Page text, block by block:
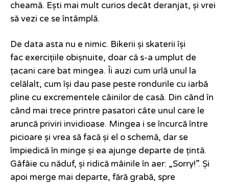
cheamă. Ești mai mult curios decât deranjat, și vrei
să vezi ce se întâmplă.
De data asta nu e nimic. Bikerii și skaterii își
fac exercițiile obișnuite, doar că s-a umplut de
țacani care bat mingea. Îi auzi cum urlă unul la
celălalt, cum își dau pase peste rondurile cu iarbă
pline cu excrementele câinilor de casă. Din când în
când mai trece printre pasatori câte unul care le
aruncă priviri invidioase. Mingea i se încurcă între
picioare și vrea să facă și el o schemă, dar se
împiedică în minge și ea ajunge departe de țintă.
Gâfâie cu năduf, și ridică mâinile în aer: „Sorry!”. Și
apoi merge mai departe, fără grabă, spre